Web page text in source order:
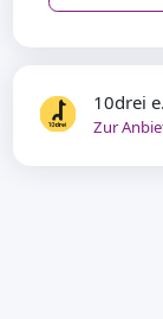
10drei
Zur